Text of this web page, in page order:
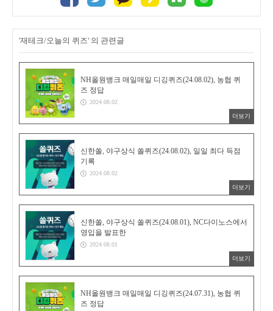
'재테크/오늘의 퀴즈' 의 관련글
NH올원뱅크 매일매일 디깅퀴즈(24.08.02), 농협 퀴
즈 정답
2024.08.02
더보기
신한쏠, 야구상식 쏠퀴즈(24.08.02), 일일 최다 득점
기록
2024.08.02
더보기
신한쏠, 야구상식 쏠퀴즈(24.08.01), NC다이노스에서
영입을 발표한
2024.08.01
더보기
NH올원뱅크 매일매일 디깅퀴즈(24.07.31), 농협 퀴
즈 정답